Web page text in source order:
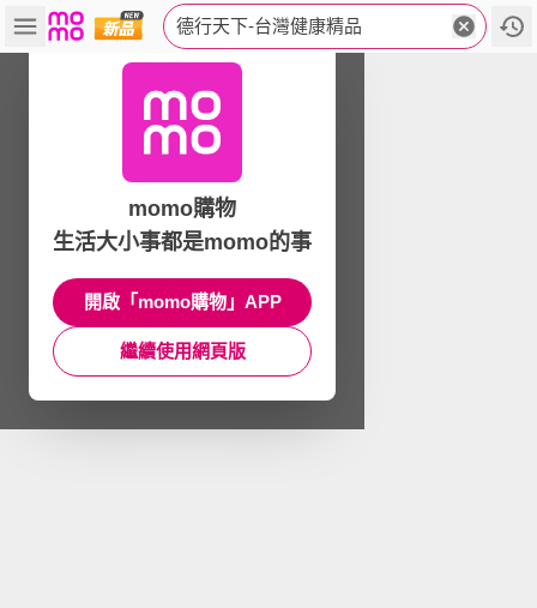
德行天下-台灣健康精品
momo購物
生活大小事都是momo的事
開啟「momo購物」APP
繼續使用網頁版